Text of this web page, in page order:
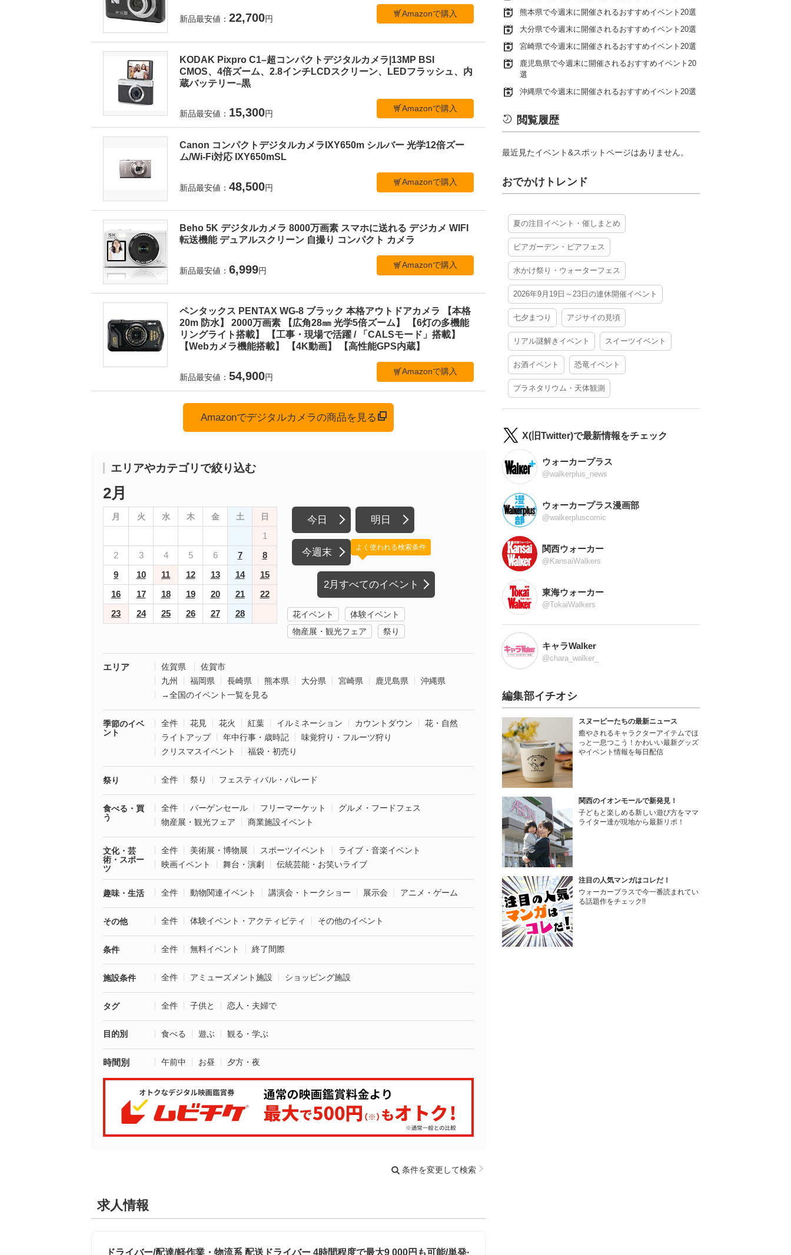
新品最安値： 22,700円
Amazonで購入
KODAK Pixpro C1–超コンパクトデジタルカメラ|13MP BSI
CMOS、4倍ズーム、2.8インチLCDスクリーン、LEDフラッシュ、内
蔵バッテリー–黒
新品最安値： 15,300円
Amazonで購入
Canon コンパクトデジタルカメラIXY650m シルバー 光学12倍ズー
ム/Wi-Fi対応 IXY650mSL
新品最安値： 48,500円
Amazonで購入
Beho 5K デジタルカメラ 8000万画素 スマホに送れる デジカメ WIFI
転送機能 デュアルスクリーン 自撮り コンパクト カメラ
新品最安値： 6,999円
Amazonで購入
ペンタックス PENTAX WG-8 ブラック 本格アウトドアカメラ 【本格
20m 防水】 2000万画素 【広角28㎜ 光学5倍ズーム】 【6灯の多機能
リングライト搭載】 【工事・現場で活躍 / 「CALSモード」搭載】
【Webカメラ機能搭載】 【4K動画】 【高性能GPS内蔵】
新品最安値： 54,900円
Amazonで購入
Amazonでデジタルカメラの商品を見る
エリアやカテゴリで絞り込む
2月
月 火 水 木 金 土 日
1
2
3 4 5 6 7
8
9
10 11 12 13 14
15
16
17 18 19 20 21
22
23
24 25 26 27 28
今日 明日
今週末
2月すべてのイベント
よく使われる検索条件
花イベント
体験イベント
物産展・観光フェア
祭り
エリア 佐賀県
佐賀市
九州
福岡県 長崎県 熊本県 大分県 宮崎県 鹿児島県
沖縄県
→全国のイベント一覧を見る
季節のイベ
ント
全件 花見 花火 紅葉 イルミネーション カウントダウン
花・自然
ライトアップ
年中行事・歳時記
味覚狩り・フルーツ狩り
クリスマスイベント
福袋・初売り
祭り 全件 祭り フェスティバル・パレード
食べる・買
う
全件 バーゲンセール フリーマーケット
グルメ・フードフェス
物産展・観光フェア
商業施設イベント
文化・芸
術・スポー
ツ
全件 美術展・博物展 スポーツイベント
ライブ・音楽イベント
映画イベント
舞台・演劇 伝統芸能・お笑いライブ
趣味・生活 全件 動物関連イベント 講演会・トークショー 展示会 アニメ・ゲーム
その他 全件 体験イベント・アクティビティ その他のイベント
条件 全件 無料イベント 終了間際
施設条件 全件 アミューズメント施設 ショッピング施設
タグ 全件 子供と 恋人・夫婦で
目的別 食べる 遊ぶ 観る・学ぶ
時間別 午前中 お昼 夕方・夜
条件を変更して検索
求人情報
ドライバー/配達/軽作業・物流系 配送ドライバー 4時間程度で最大9 000円も可能/単発·
熊本県で今週末に開催されるおすすめイベント20選
大分県で今週末に開催されるおすすめイベント20選
宮崎県で今週末に開催されるおすすめイベント20選
鹿児島県で今週末に開催されるおすすめイベント20
選
沖縄県で今週末に開催されるおすすめイベント20選
閲覧履歴
最近見たイベント&スポットページはありません。
おでかけトレンド
夏の注目イベント・催しまとめ
ビアガーデン・ビアフェス
水かけ祭り・ウォーターフェス
2026年9月19日～23日の連休開催イベント
七夕まつり アジサイの見頃
リアル謎解きイベント スイーツイベント
お酒イベント 恐竜イベント
プラネタリウム・天体観測
X(旧Twitter)で最新情報をチェック
ウォーカープラス
@walkerplus_news
ウォーカープラス漫画部
@walkerpluscomic
関西ウォーカー
@KansaiWalkers
東海ウォーカー
@TokaiWalkers
キャラWalker
@chara_walker_
編集部イチオシ
スヌーピーたちの最新ニュース
癒やされるキャラクターアイテムでほ
っと一息つこう！かわいい最新グッズ
やイベント情報を毎日配信
関西のイオンモールで新発見！
子どもと楽しめる新しい遊び方をママ
ライター達が現地から最新リポ！
注目の人気マンガはコレだ！
ウォーカープラスで今一番読まれてい
る話題作をチェック!!